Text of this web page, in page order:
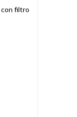
con filtro